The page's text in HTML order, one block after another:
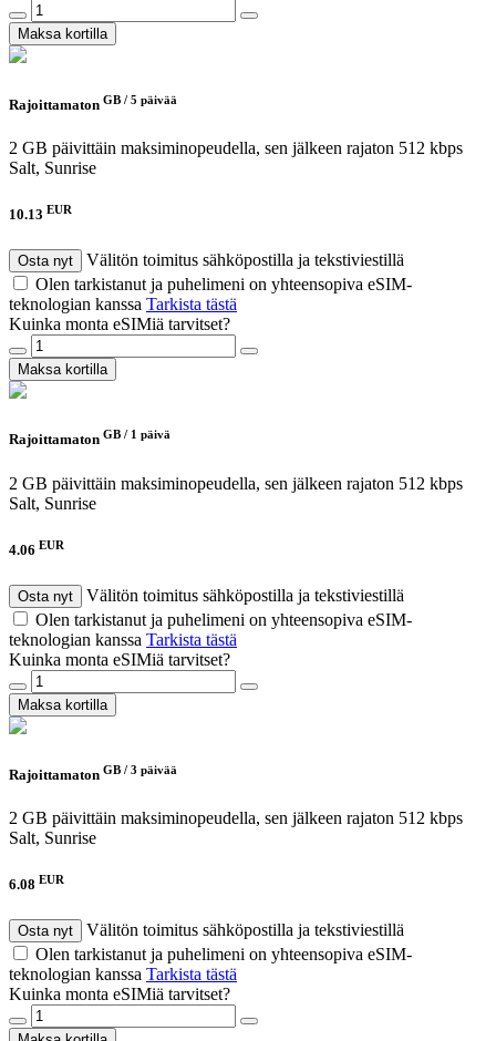
Maksa kortilla
Rajoittamaton GB / 5 päivää
2 GB päivittäin maksiminopeudella, sen jälkeen rajaton 512 kbps
Salt, Sunrise
10.13 EUR
Osta nyt
Välitön toimitus sähköpostilla ja tekstiviestillä
Olen tarkistanut ja puhelimeni on yhteensopiva eSIM-
teknologian kanssa Tarkista tästä
Kuinka monta eSIMiä tarvitset?
Maksa kortilla
Rajoittamaton GB / 1 päivä
2 GB päivittäin maksiminopeudella, sen jälkeen rajaton 512 kbps
Salt, Sunrise
4.06 EUR
Osta nyt
Välitön toimitus sähköpostilla ja tekstiviestillä
Olen tarkistanut ja puhelimeni on yhteensopiva eSIM-
teknologian kanssa Tarkista tästä
Kuinka monta eSIMiä tarvitset?
Maksa kortilla
Rajoittamaton GB / 3 päivää
2 GB päivittäin maksiminopeudella, sen jälkeen rajaton 512 kbps
Salt, Sunrise
6.08 EUR
Osta nyt
Välitön toimitus sähköpostilla ja tekstiviestillä
Olen tarkistanut ja puhelimeni on yhteensopiva eSIM-
teknologian kanssa Tarkista tästä
Kuinka monta eSIMiä tarvitset?